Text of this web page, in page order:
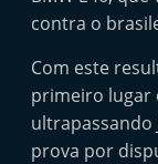
contra o
Com este
primeiro lugar
ultrapassando
prova por